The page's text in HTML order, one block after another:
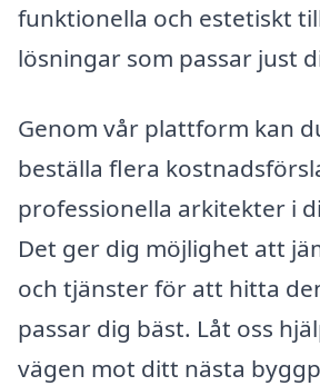
funktionella och estetiskt
lösningar som passar just
Genom vår plattform kan
beställa flera
professionella arkitekter i
Det ger dig möjlighet att
och tjänster för att hitta
passar dig bäst. Låt oss
vägen mot ditt nästa